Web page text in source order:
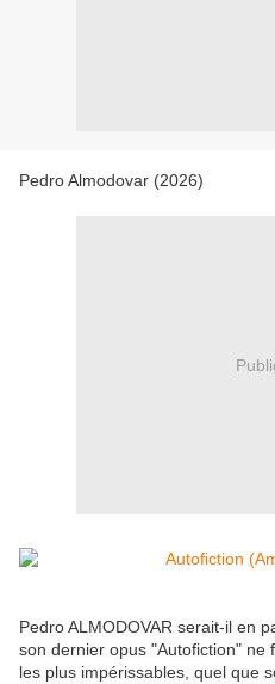
Pedro Almodovar (2026)
Pedro ALMODOVAR serait-il en
son dernier opus "Autofiction" ne
les plus impérissables, quel que